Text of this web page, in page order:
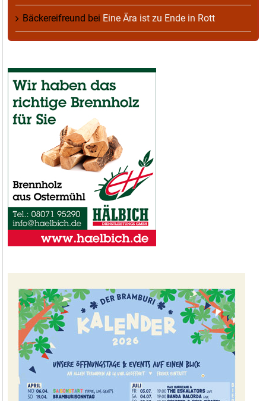
Bäckereifreund bei Eine Ära ist zu Ende in Rott